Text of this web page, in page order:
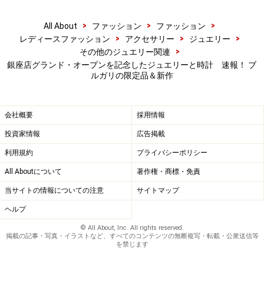
All About > ファッション > ファッション
>
レディースファッション
> アクセサリー > ジュエリー
>
その他のジュエリー関連
>
銀座店グランド・オープンを記念したジュエリーと時計 速報！ ブ
ルガリの限定品＆新作
会社概要 採用情報
投資家情報 広告掲載
利用規約 プライバシーポリシー
All Aboutについて 著作権・商標・免責
当サイトの情報についての注意 サイトマップ
ヘルプ
© All About, Inc. All rights reserved.
掲載の記事・写真・イラストなど、すべてのコンテンツの無断複写・転載・公衆送信等
を禁じます